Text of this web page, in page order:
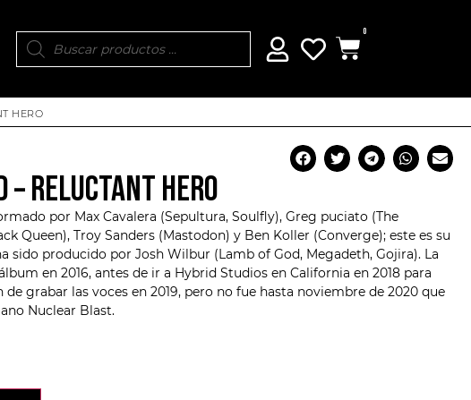
0
HERO
– RELUCTANT HERO
por Max Cavalera (Sepultura, Soulfly), Greg puciato (The
Queen), Troy Sanders (Mastodon) y Ben Koller (Converge); este es su
sido producido por Josh Wilbur (Lamb of God, Megadeth, Gojira). La
en 2016, antes de ir a Hybrid Studios en California en 2018 para
grabar las voces en 2019, pero no fue hasta noviembre de 2020 que
Nuclear Blast.